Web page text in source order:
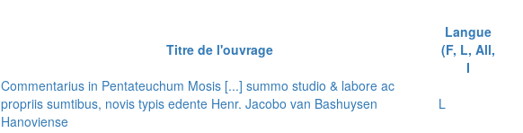
Titre de l'ouvrage
Langue
(F, L, All,
I
Commentarius in Pentateuchum Mosis [...] summo studio & labore ac
propriis sumtibus, novis typis edente Henr. Jacobo van Bashuysen
Hanoviense
L